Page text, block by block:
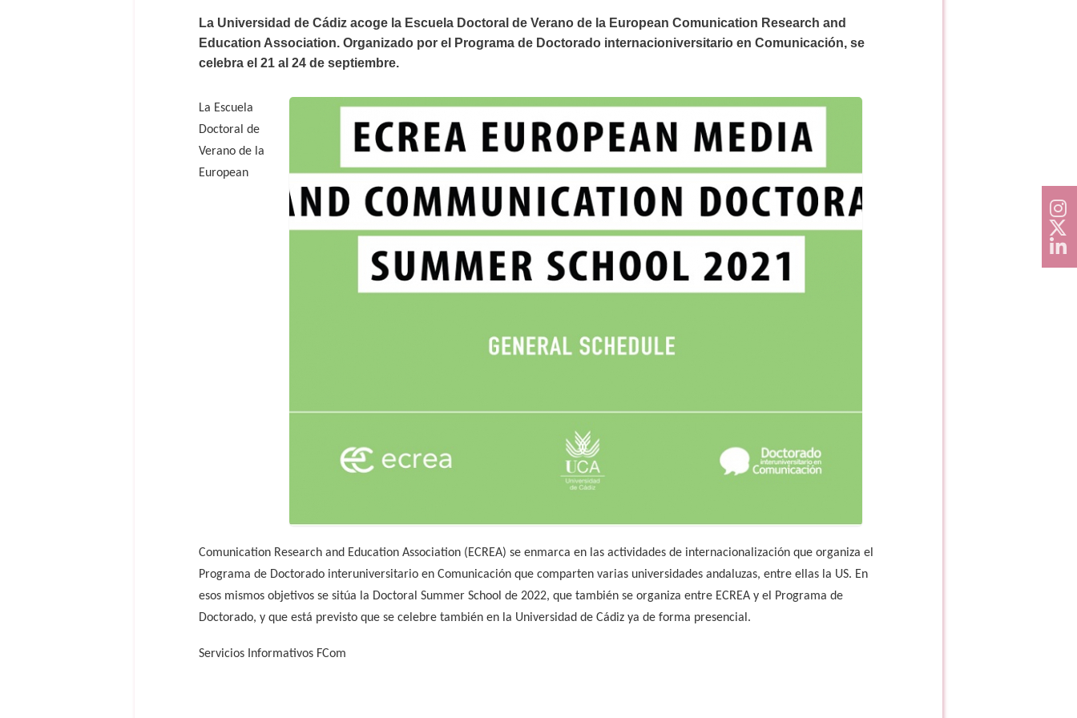
La Universidad de Cádiz acoge la Escuela Doctoral de Verano de la European Comunication Research and
Education Association. Organizado por el Programa de Doctorado internacioniversitario en Comunicación, se
celebra el 21 al 24 de septiembre.
La Escuela
Doctoral de
Verano de la
European
Comunication Research and Education Association (ECREA) se enmarca en las actividades de internacionalización que organiza el
Programa de Doctorado interuniversitario en Comunicación que comparten varias universidades andaluzas, entre ellas la US. En
esos mismos objetivos se sitúa la Doctoral Summer School de 2022, que también se organiza entre ECREA y el Programa de
Doctorado, y que está previsto que se celebre también en la Universidad de Cádiz ya de forma presencial.
Servicios Informativos FCom